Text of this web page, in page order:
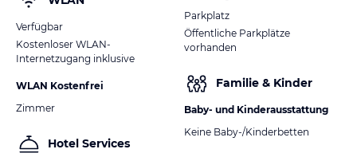
Verfügbar
Kostenloser WLAN-
Internetzugang inklusive
WLAN Kostenfrei
Zimmer
Hotel Services
Parkplatz
Öffentliche Parkplätze
vorhanden
Familie & Kinder
Baby- und Kinderausstattung
Keine Baby-/Kinderbetten